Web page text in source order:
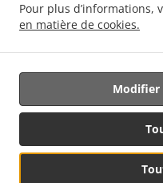
Pour plus d’informations,
en matière de cookies.
Modifier
Arts i les Ciències . Sushi Service
Alboraia . Sushi Service de livraison
Livraison de nourriture à emporter
Octograficus |<a